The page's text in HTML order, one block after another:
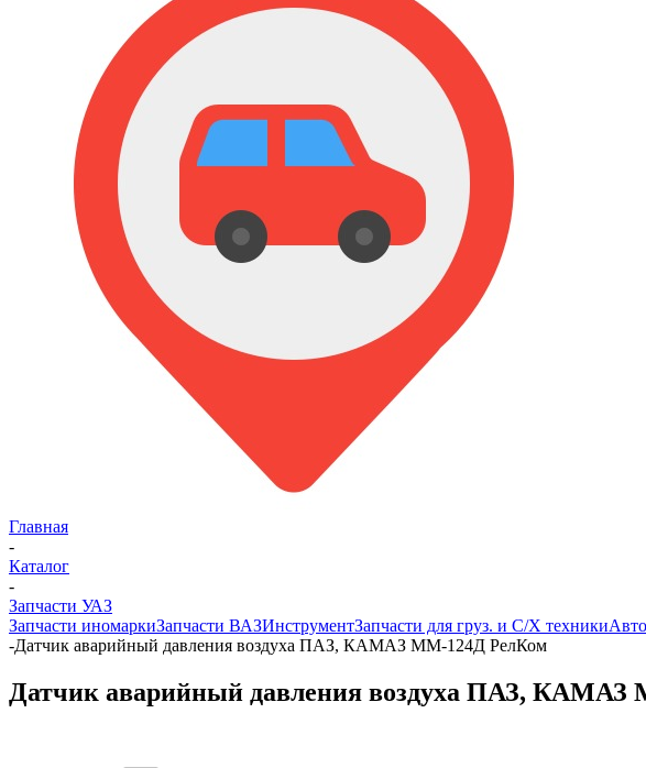
Главная
-
Каталог
-
Запчасти УАЗ
Запчасти иномаркиЗапчасти ВАЗИнструментЗапчасти для груз. и С/Х техники
-Датчик аварийный давления воздуха ПАЗ, КАМАЗ ММ-124Д РелКом
Датчик аварийный давления воздуха ПАЗ,